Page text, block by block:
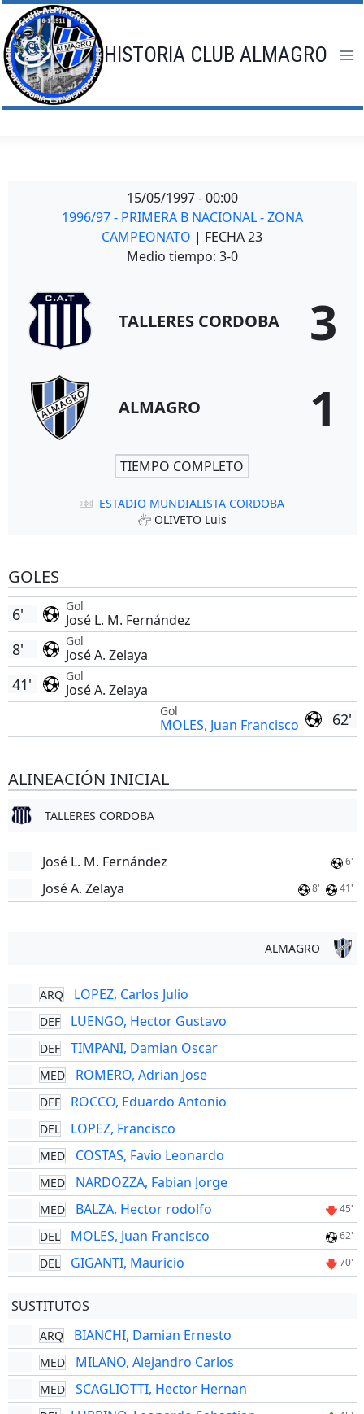
Saltar
al
contenido
HISTORIA CLUB ALMAGRO
15/05/1997 - 00:00
1996/97 - PRIMERA B NACIONAL - ZONA
CAMPEONATO | FECHA 23
Medio tiempo: 3-0
TALLERES CORDOBA 3
ALMAGRO 1
TIEMPO COMPLETO
ESTADIO MUNDIALISTA CORDOBA
OLIVETO Luis
GOLES
Gol
José L. M. Fernández
6'
Gol
José A. Zelaya
8'
Gol
José A. Zelaya
41'
62'
Gol
MOLES, Juan Francisco
ALINEACIÓN INICIAL
TALLERES CORDOBA
José L. M. Fernández 6'
José A. Zelaya 8' 41'
ALMAGRO
ARQ LOPEZ, Carlos Julio
DEF LUENGO, Hector Gustavo
DEF TIMPANI, Damian Oscar
MED ROMERO, Adrian Jose
DEF ROCCO, Eduardo Antonio
DEL LOPEZ, Francisco
MED COSTAS, Favio Leonardo
MED NARDOZZA, Fabian Jorge
MED BALZA, Hector rodolfo 45'
DEL MOLES, Juan Francisco 62'
DEL GIGANTI, Mauricio 70'
SUSTITUTOS
ARQ BIANCHI, Damian Ernesto
MED MILANO, Alejandro Carlos
MED SCAGLIOTTI, Hector Hernan